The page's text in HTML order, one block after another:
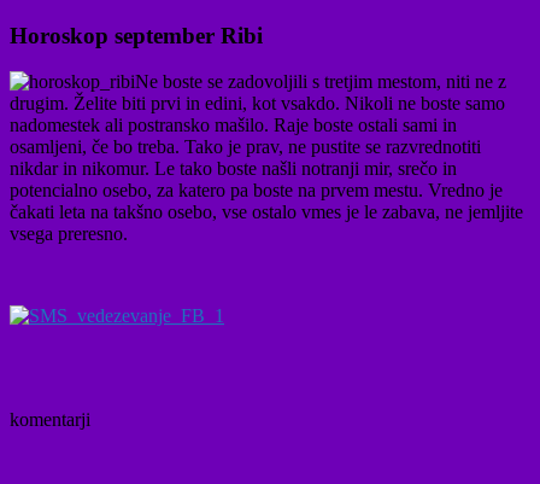
Horoskop september Ribi
Ne boste se zadovoljili s tretjim mestom, niti ne z
drugim. Želite biti prvi in edini, kot vsakdo. Nikoli ne boste samo
nadomestek ali postransko mašilo. Raje boste ostali sami in
osamljeni, če bo treba. Tako je prav, ne pustite se razvrednotiti
nikdar in nikomur. Le tako boste našli notranji mir, srečo in
potencialno osebo, za katero pa boste na prvem mestu. Vredno je
čakati leta na takšno osebo, vse ostalo vmes je le zabava, ne jemljite
vsega preresno.
komentarji